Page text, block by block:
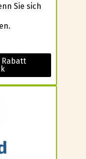
Sie sich
Rabatt